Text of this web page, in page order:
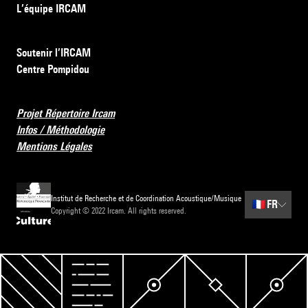
L’équipe IRCAM
Soutenir l’IRCAM
Centre Pompidou
Projet Répertoire Ircam
Infos / Méthodologie
Mentions Légales
Institut de Recherche et de Coordination Acoustique/Musique
Copyright © 2022 Ircam. All rights reserved.
🇫🇷 FR